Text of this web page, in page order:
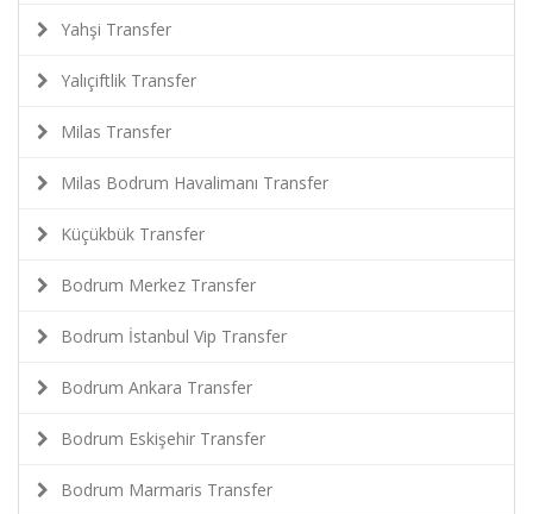
Yahşi Transfer
Yalıçiftlik Transfer
Milas Transfer
Milas Bodrum Havalimanı Transfer
Küçükbük Transfer
Bodrum Merkez Transfer
Bodrum İstanbul Vip Transfer
Bodrum Ankara Transfer
Bodrum Eskişehir Transfer
Bodrum Marmaris Transfer